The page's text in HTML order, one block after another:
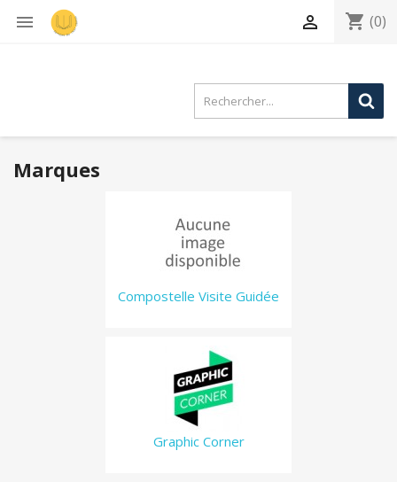
 shopping_cart (0)

Marques
Compostelle Visite Guidée
Graphic Corner